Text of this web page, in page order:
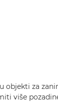
objekti za
više